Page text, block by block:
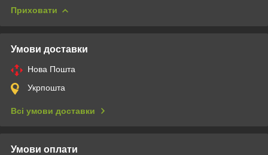
Приховати
Умови доставки
Нова Пошта
Укрпошта
Всі умови доставки
Умови оплати